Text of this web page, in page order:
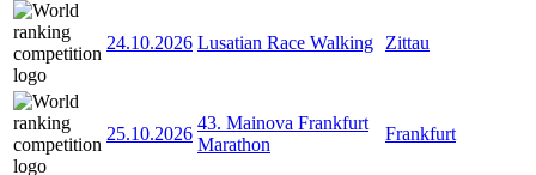
24.10.2026 Lusatian Race Walking Zittau
25.10.2026
43. Mainova Frankfurt
Marathon
Frankfurt